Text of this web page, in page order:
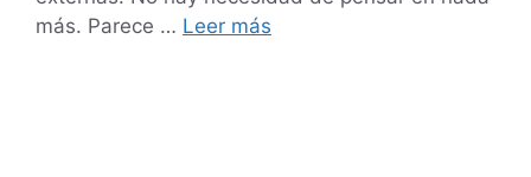
más. Parece … Leer más